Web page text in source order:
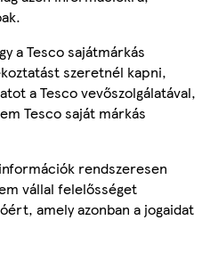
a Tesco sajátmárkás
szeretnél kapni,
a Tesco vevőszolgálatával,
Tesco saját márkás
rendszeresen
vállal felelősséget
amely azonban a jogaidat